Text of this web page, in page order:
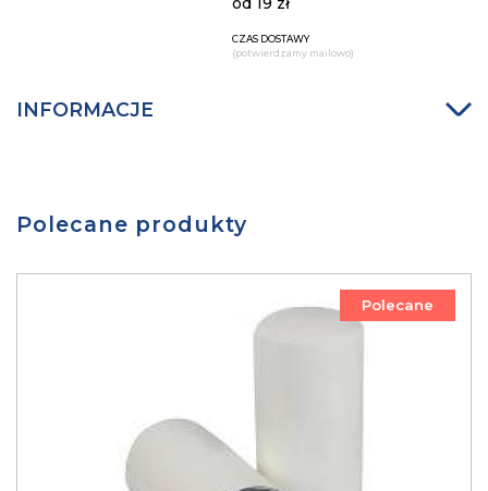
CZAS DOSTAWY
(potwierdzamy mailowo)
INFORMACJE
Polecane produkty
Polecane